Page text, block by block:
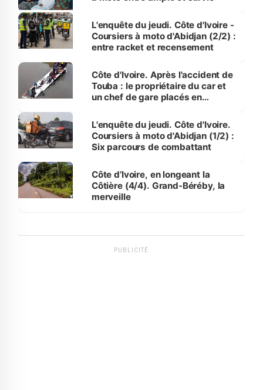
L'enquête du jeudi. Côte d'Ivoire -
Coursiers à moto d'Abidjan (2/2) :
entre racket et recensement
Côte d'Ivoire. Après l'accident de
Touba : le propriétaire du car et
un chef de gare placés en
L'enquête du jeudi. Côte d'Ivoire.
Coursiers à moto d'Abidjan (1/2) :
Six parcours de combattant
Côte d’Ivoire, en longeant la
Côtière (4/4). Grand-Béréby, la
merveille
PUBLICITÉ